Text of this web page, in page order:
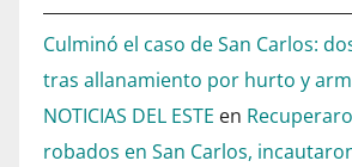
Culminó el caso de San Carlos:
tras allanamiento por hurto y
NOTICIAS DEL ESTE en
robados en San Carlos,